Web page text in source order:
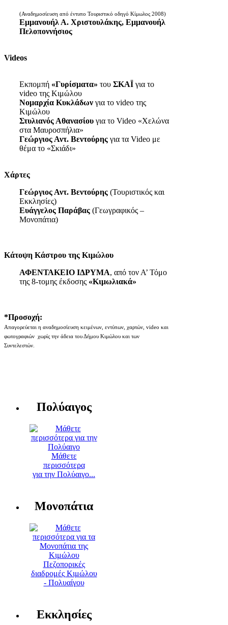
(Αναδημοσίευση από έντυπο Τουριστικό οδηγό Κίμωλος 2008)
Εμμανουήλ Α. Χριστουλάκης, Εμμανουήλ
Πελοποννήσιος
Videos
Εκπομπή «Γυρίσματα» του ΣΚΑΪ για το
video της Κιμώλου
Νομαρχία Κυκλάδων για το video της
Κιμώλου
Στυλιανός Αθανασίου για το Video «Χελώνα
στα Μαυροσπήλια»
Γεώργιος Αντ. Βεντούρης για τα Video με
θέμα το «Σκιάδι»
Χάρτες
Γεώργιος Αντ. Βεντούρης (Τουριστικός και
Εκκλησίες)
Ευάγγελος Παράβας (Γεωγραφικός –
Μονοπάτια)
Κάτοψη Κάστρου της Κιμώλου
ΑΦΕΝΤΑΚΕΙΟ ΙΔΡΥΜΑ, από τον Α’ Τόμο
της 8-τομης έκδοσης «Κιμωλιακά»
*Προσοχή:
Απαγορεύεται η αναδημοσίευση κειμένων, εντύπων, χαρτών, video και
φωτογραφιών χωρίς την άδεια του Δήμου Κιμώλου και των
Συντελεστών.
Πολύαιγος
Μάθετε
περισσότερα
για την Πολύαιγο...
Μονοπάτια
Πεζοπορικές
διαδρομές Κιμώλου
- Πολυαίγου
Εκκλησίες